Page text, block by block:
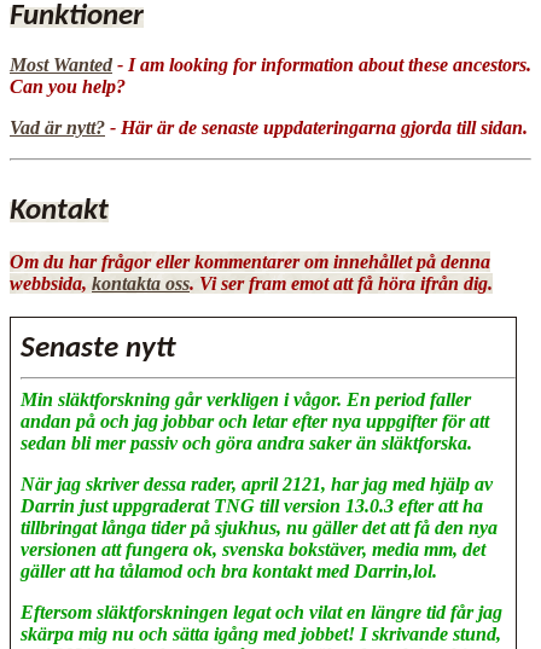
Funktioner
Most Wanted - I am looking for information about these ancestors.
Can you help?
Vad är nytt? - Här är de senaste uppdateringarna gjorda till sidan.
Kontakt
Om du har frågor eller kommentarer om innehållet på denna
webbsida, kontakta oss. Vi ser fram emot att få höra ifrån dig.
Senaste nytt
Min släktforskning går verkligen i vågor. En period faller
andan på och jag jobbar och letar efter nya uppgifter för att
sedan bli mer passiv och göra andra saker än släktforska.
När jag skriver dessa rader, april 2121, har jag med hjälp av
Darrin just uppgraderat TNG till version 13.0.3 efter att ha
tillbringat långa tider på sjukhus, nu gäller det att få den nya
versionen att fungera ok, svenska bokstäver, media mm, det
gäller att ha tålamod och bra kontakt med Darrin,lol.
Eftersom släktforskningen legat och vilat en längre tid får jag
skärpa mig nu och sätta igång med jobbet! I skrivande stund,